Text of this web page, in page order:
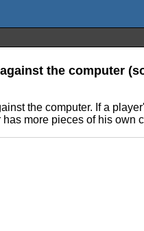
the computer
the computer. If a
more pieces of his own